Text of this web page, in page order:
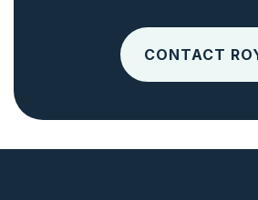
CONTACT